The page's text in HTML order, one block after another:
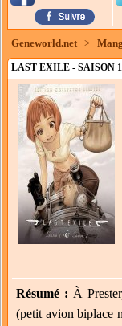
Geneworld.net >
LAST EXILE - SAISON
Résumé : À
(petit avion biplace